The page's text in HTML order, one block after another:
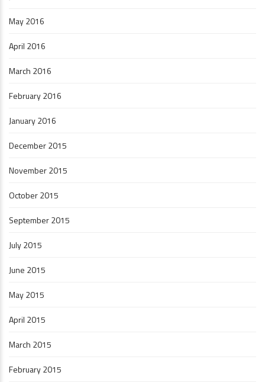
May 2016
April 2016
March 2016
February 2016
January 2016
December 2015
November 2015
October 2015
September 2015
July 2015
June 2015
May 2015
April 2015
March 2015
February 2015